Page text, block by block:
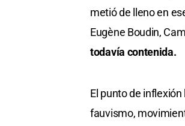
metió de lleno en
Eugène Boudin,
todavía contenida.
El punto de inflexión
fauvismo,